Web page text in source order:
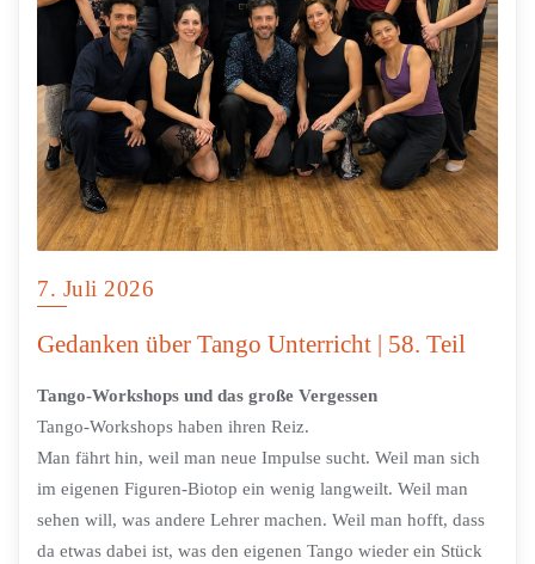
7. Juli 2026
Gedanken über Tango Unterricht | 58. Teil
Tango-Workshops und das große Vergessen
Tango-Workshops haben ihren Reiz.
Man fährt hin, weil man neue Impulse sucht. Weil man sich
im eigenen Figuren-Biotop ein wenig langweilt. Weil man
sehen will, was andere Lehrer machen. Weil man hofft, dass
da etwas dabei ist, was den eigenen Tango wieder ein Stück